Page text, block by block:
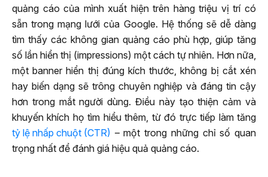
quảng cáo của mình xuất hiện trên hàng triệu vị trí có
sẵn trong mạng lưới của Google. Hệ thống sẽ dễ dàng
tìm thấy các không gian quảng cáo phù hợp, giúp tăng
số lần hiển thị (impressions) một cách tự nhiên. Hơn nữa,
một banner hiển thị đúng kích thước, không bị cắt xén
hay biến dạng sẽ trông chuyên nghiệp và đáng tin cậy
hơn trong mắt người dùng. Điều này tạo thiện cảm và
khuyến khích họ tìm hiểu thêm, từ đó trực tiếp làm tăng
tỷ lệ nhấp chuột (CTR) – một trong những chỉ số quan
trọng nhất để đánh giá hiệu quả quảng cáo.